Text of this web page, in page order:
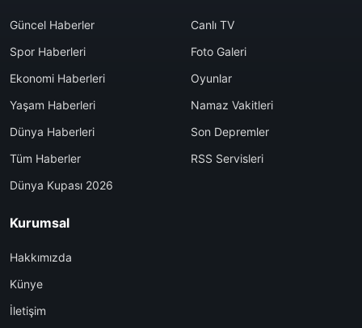
Güncel Haberler
Spor Haberleri
Ekonomi Haberleri
Yaşam Haberleri
Dünya Haberleri
Tüm Haberler
Dünya Kupası 2026
Canlı TV
Foto Galeri
Oyunlar
Namaz Vakitleri
Son Depremler
RSS Servisleri
Kurumsal
Hakkımızda
Künye
İletişim